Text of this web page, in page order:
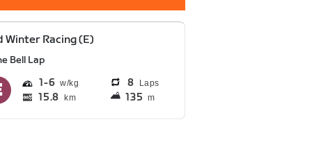
Winter Racing (E)
Bell Lap
1 6 8 Laps
15.8 km 135 m